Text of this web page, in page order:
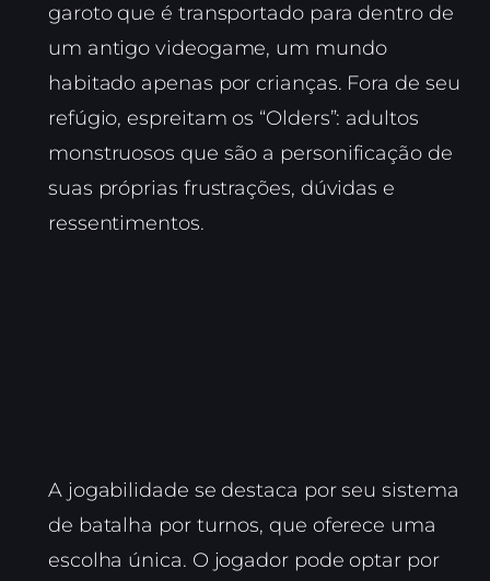
garoto que é transportado para dentro de
um antigo videogame, um mundo
habitado apenas por crianças. Fora de seu
refúgio, espreitam os “Olders”: adultos
monstruosos que são a personificação de
suas próprias frustrações, dúvidas e
ressentimentos.
A jogabilidade se destaca por seu sistema
de batalha por turnos, que oferece uma
escolha única. O jogador pode optar por